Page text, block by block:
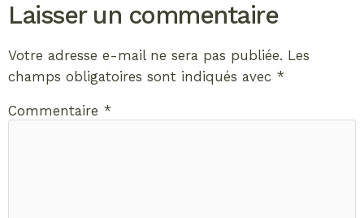
Laisser un commentaire
Votre adresse e-mail ne sera pas publiée. Les
champs obligatoires sont indiqués avec *
Commentaire *